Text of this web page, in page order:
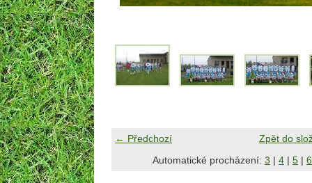
← Předchozí
Zpět do
Automatické procházení: 3 | 4 | 5 | 6